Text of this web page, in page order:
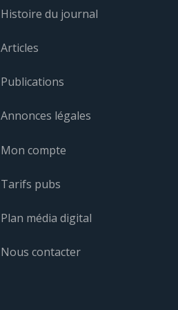
Histoire du journal
Articles
Publications
Annonces légales
Mon compte
Tarifs pubs
Plan média digital
Nous contacter